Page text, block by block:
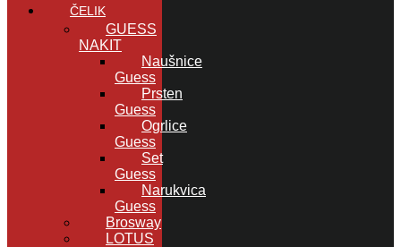
ČELIK
GUESS
NAKIT
Naušnice
Guess
Prsten
Guess
Ogrlice
Guess
Set
Guess
Narukvica
Guess
Brosway
LOTUS